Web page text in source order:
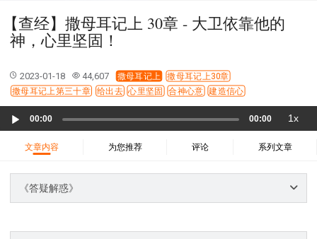
25 耶利米哀歌
27 但以理书
28 何西阿书
29 约珥书
30 阿摩司书
37 哈该书
38 撒迦利亚书
39 玛拉基书
40 马太福音
41 马可福音
42 路加福音
43 约翰福音
46 哥林多前书
47 哥林多后书
48 加拉太书
52 帖撒罗尼迦前书
57 腓利门书
58 希伯来书 59 雅各书
60 彼得前书
【查经】撒母耳记上 30章 - 大卫依靠他的
神，心里坚固！
2023-01-18 44,607 撒母耳记上
撒母耳记上30章
撒母耳记上第三十章
给出去 心里坚固 合神心意 建造信心
Player
00:00 00:00 1x
文章内容 为您推荐 评论 系列文章
《答疑解惑》